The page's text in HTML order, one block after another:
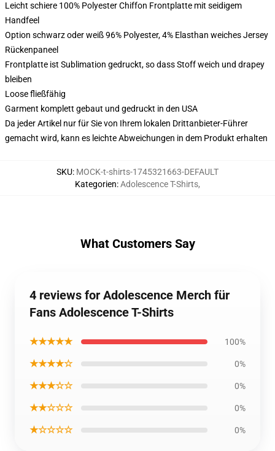
Leicht schiere 100% Polyester Chiffon Frontplatte mit seidigem
Handfeel
Option schwarz oder weiß 96% Polyester, 4% Elasthan weiches Jersey
Rückenpaneel
Frontplatte ist Sublimation gedruckt, so dass Stoff weich und drapey
bleiben
Loose fließfähig
Garment komplett gebaut und gedruckt in den USA
Da jeder Artikel nur für Sie von Ihrem lokalen Drittanbieter-Führer
gemacht wird, kann es leichte Abweichungen in dem Produkt erhalten
SKU: MOCK-t-shirts-1745321663-DEFAULT
Kategorien:Adolescence T-Shirts,
What Customers Say
4 reviews for Adolescence Merch für
Fans Adolescence T-Shirts
★★★★★ 100%
★★★★☆ 0%
★★★☆☆ 0%
★★☆☆☆ 0%
★☆☆☆☆ 0%